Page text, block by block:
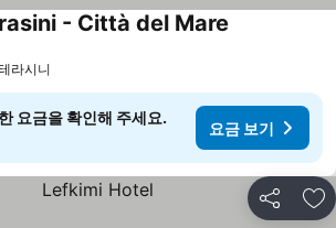
- Città del Mare
라시니
요금을 확인해 주세요.
요금 보기
공유 즐